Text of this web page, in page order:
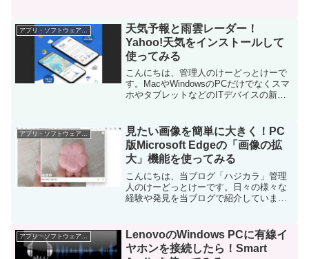
います。ほぼ毎日更新しているので、そ
の他の記事も見て...
アプリ・ソフトウェア・サービス
天気予報と雨雲レーダー！
Yahoo!天気をインストールして
使ってみる
こんにちは、管理人のけーどっとけーで
す。MacやWindowsのPCだけでなくスマ
ホやタブレットなどのITデバイスの新機
かったことや発見したことなどをまとめ
て当ブログで...
見たい画像を簡単に大きく！PC
版Microsoft Edgeの「画像の拡
大」機能を使ってみる
こんにちは、当ブログ「ハジカラ」管理
人のけーどっとけーです。日々の様々な
経験や発見を当ブログで紹介していま
す。今回は、PC版Microsoft Edgeの機能
「画像の拡...
LenovoのWindows PCに有線イ
ヤホンを接続したら！Smart